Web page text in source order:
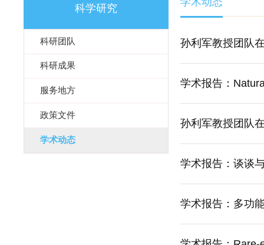
科学研究
科研团队
科研成果
服务地方
政策文件
学术动态
学术动态
孙利军教授团队
学术报告：
孙利军教授团队
学术报告：谈谈
学术报告：多功